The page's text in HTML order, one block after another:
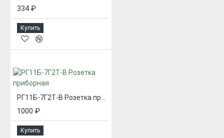
334 ₽
Купить
РГ11Б-7Г2Т-В Розетка приборная
1000 ₽
Купить